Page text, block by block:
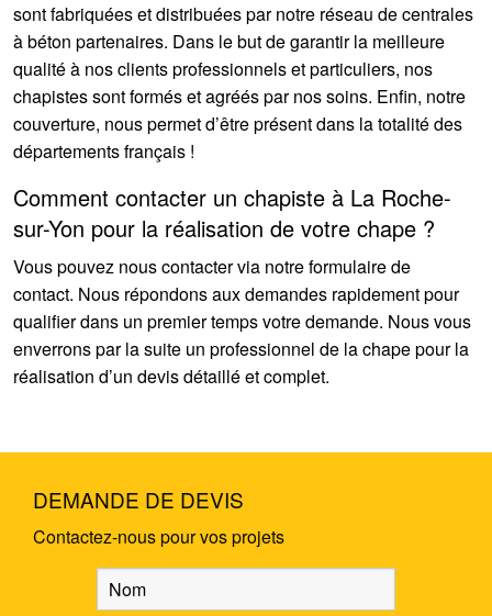
sont fabriquées et distribuées par notre réseau de centrales
à béton partenaires. Dans le but de garantir la meilleure
qualité à nos clients professionnels et particuliers, nos
chapistes sont formés et agréés par nos soins. Enfin, notre
couverture, nous permet d’être présent dans la totalité des
départements français !
Comment contacter un chapiste à La Roche-
sur-Yon pour la réalisation de votre chape ?
Vous pouvez nous contacter via notre formulaire de
contact. Nous répondons aux demandes rapidement pour
qualifier dans un premier temps votre demande. Nous vous
enverrons par la suite un professionnel de la chape pour la
réalisation d’un devis détaillé et complet.
DEMANDE DE DEVIS
Contactez-nous pour vos projets